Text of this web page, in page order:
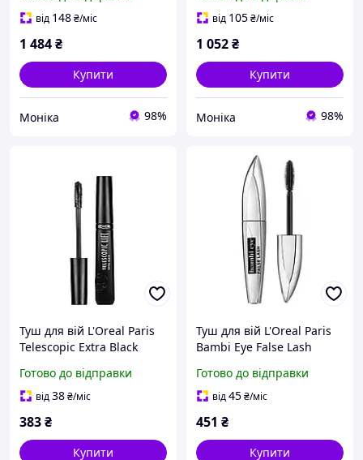
Spectrum 500 мл
від 148₴/міс
1 484₴
Купити
Моніка 98%
Spectrum 250 мл
від 105₴/міс
1 052₴
Купити
Моніка 98%
Туш для вій L'Oreal Paris
Telescopic Extra Black
Готово до відправки
від38₴/міс
383₴
Купити
Туш для вій L'Oreal Paris
Bambi Eye False Lash
Готово до відправки
від45₴/міс
451 ₴
Купити